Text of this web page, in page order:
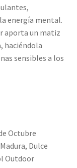
energía mental.
aporta un matiz
haciéndola
sensibles a los
Octubre
Dulce
Outdoor